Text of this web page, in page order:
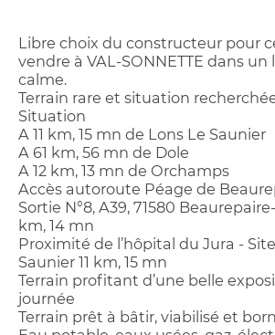
Libre choix du constructeur pour
vendre à VAL-SONNETTE dans
calme.
Terrain rare et situation
Situation
A 11 km, 15 mn de Lons Le Saunier
A 61 km, 56 mn de Dole
A 12 km, 13 mn de Orchamps
Accès autoroute Péage de
Sortie N°8, A39, 71580
km, 14 mn
Proximité de l’hôpital du Jura -
Saunier 11 km, 15 mn
Terrain profitant d’une belle
journée
Terrain prêt à bâtir, viabilisé et